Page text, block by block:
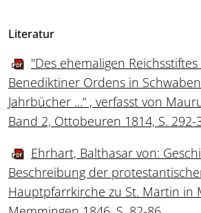
Literatur
"Des ehemaligen
Benediktiner Ordens in
Jahrbücher ...“ , verfasst von
Band 2, Ottobeuren 1814, S. 292-
Ehrhart, Balthasar von:
Beschreibung der
Hauptpfarrkirche zu St. Martin in